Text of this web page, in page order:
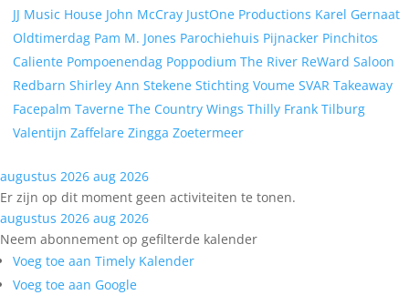
JJ Music House John McCray JustOne Productions Karel Gernaat
Oldtimerdag Pam M. Jones Parochiehuis Pijnacker Pinchitos
Caliente Pompoenendag Poppodium The River ReWard Saloon
Redbarn Shirley Ann Stekene Stichting Voume SVAR Takeaway
Facepalm Taverne The Country Wings Thilly Frank Tilburg
Valentijn Zaffelare Zingga Zoetermeer
augustus 2026 aug 2026
Er zijn op dit moment geen activiteiten te tonen.
augustus 2026 aug 2026
Neem abonnement op gefilterde kalender
Voeg toe aan Timely Kalender
Voeg toe aan Google